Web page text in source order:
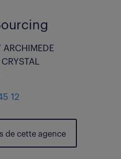
ARCHIMEDE
CRYSTAL
12
de cette agence